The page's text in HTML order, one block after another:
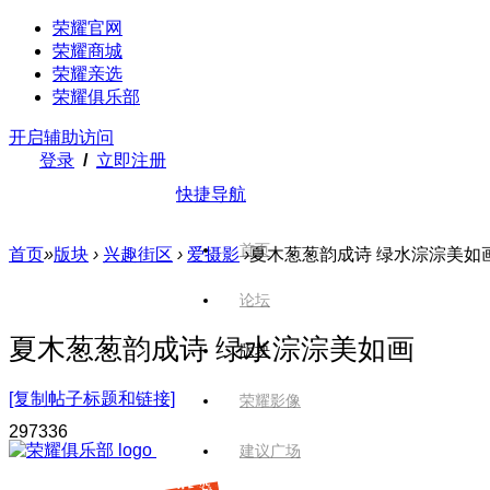
荣耀官网
荣耀商城
荣耀亲选
荣耀俱乐部
开启辅助访问
登录 / 立即注册
快捷导航
首页
论坛
版块
荣耀影像
建议广场
首页»版块 › 兴趣街区 › 爱摄影 ›夏木葱葱韵成诗 绿水淙淙美如
夏木葱葱韵成诗 绿水淙淙美如画
[复制帖子标题和链接]
297336